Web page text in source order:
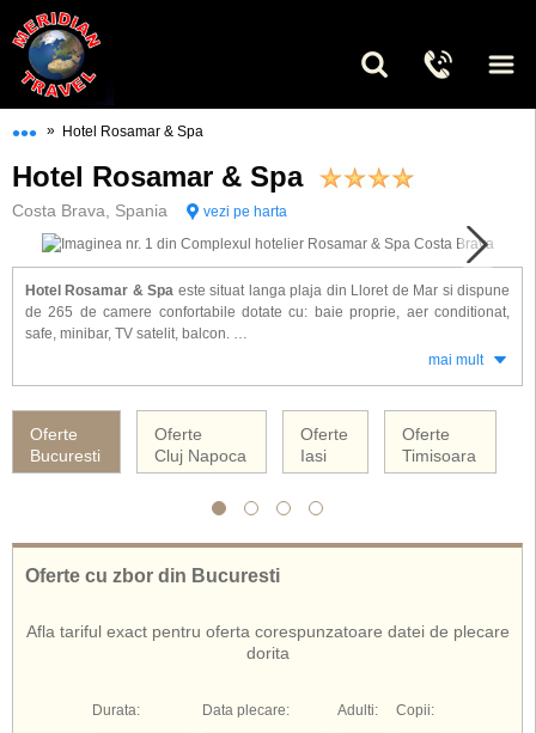
••• » Hotel Rosamar & Spa
Hotel Rosamar & Spa
Costa Brava, Spania vezi pe harta
Hotel Rosamar & Spa este situat langa plaja din Lloret de Mar si dispune
de 265 de camere confortabile dotate cu: baie proprie, aer conditionat,
safe, minibar, TV satelit, balcon.
de dans, centru spa, mini disco, activitati pt. copii, sporturi nautice si de sol,
parcare.
mai mult
Oferte
Bucuresti
Oferte
Cluj Napoca
Oferte
Iasi
Oferte
Timisoara
Oferte cu zbor din Bucuresti
Afla tariful exact pentru oferta corespunzatoare datei de plecare
dorita
Durata: Data plecare: Adulti: Copii: